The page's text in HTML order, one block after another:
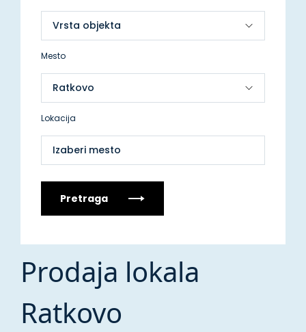
Mesto
Lokacija
Izaberi mesto
Pretraga
Prodaja lokala
Ratkovo